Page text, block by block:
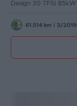
61.514 km 3/2019